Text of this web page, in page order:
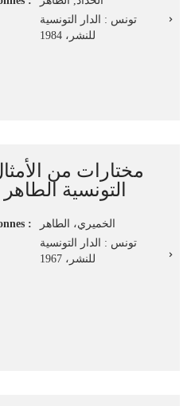
تونس : الدار التونسية
للنشر، 1984
مختارات من
التونسية
:
الخميري، الطاهر
تونس : الدار التونسية
للنشر، 1967